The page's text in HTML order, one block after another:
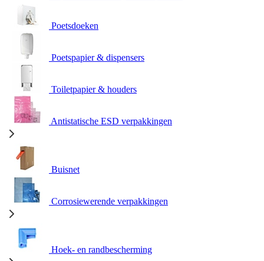
Poetsdoeken
Poetspapier & dispensers
Toiletpapier & houders
Antistatische ESD verpakkingen
Buisnet
Corrosiewerende verpakkingen
Hoek- en randbescherming